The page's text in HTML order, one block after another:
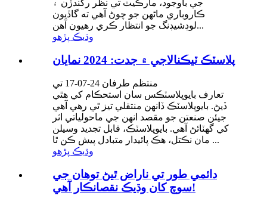
جي باوجود، مارڪيٽ تي نظر رکندڙن ۽
ڪاروباري ماڻهن جو چوڻ آهي ته گاڏيون
لوڊشيڊنگ جو انتظار ڪري رهيون آهن...
وڌيڪ پڙهو
پلاسٽڪ ٽيڪنالاجي ۾ جدت: 2024 نمايان
منتظم طرفان 24-07-17 تي
تعارف بايوپلاسٽڪس سان استحڪام کي هٿي
ڏيڻ. بايوپلاسٽڪ ڏانهن منتقلي تيز ٿي رهي آهي
جيئن صنعتن جو مقصد انهن جي ماحولياتي اثر
کي گهٽائڻ آهي. بايوپلاسٽڪ، قابل تجديد وسيلن
مان نڪتل، هڪ پائيدار متبادل پيش ڪن ٿا ...
وڌيڪ پڙهو
دائمي طور تي ناراض ٿيڻ توهان جي
سوچ کان وڌيڪ نقصانڪار آهي!